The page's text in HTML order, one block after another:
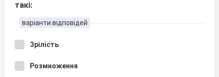
такі:
варіанти відповідей
Зрілість
Розмноження